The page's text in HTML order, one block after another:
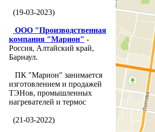
(19-03-2023)
ООО "Производственная
компания "Марион" -
Россия, Алтайский край,
Барнаул.
ПК "Марион" занимается
изготовлением и продажей
ТЭНов, промышленных
нагревателей и термос
(21-03-2022)